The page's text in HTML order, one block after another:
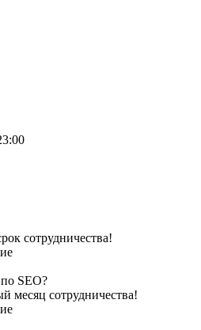
сотрудничества!
SEO?
месяц сотрудничества!